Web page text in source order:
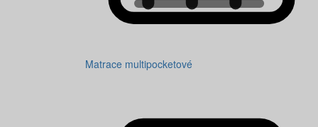
Matrace multipocketové